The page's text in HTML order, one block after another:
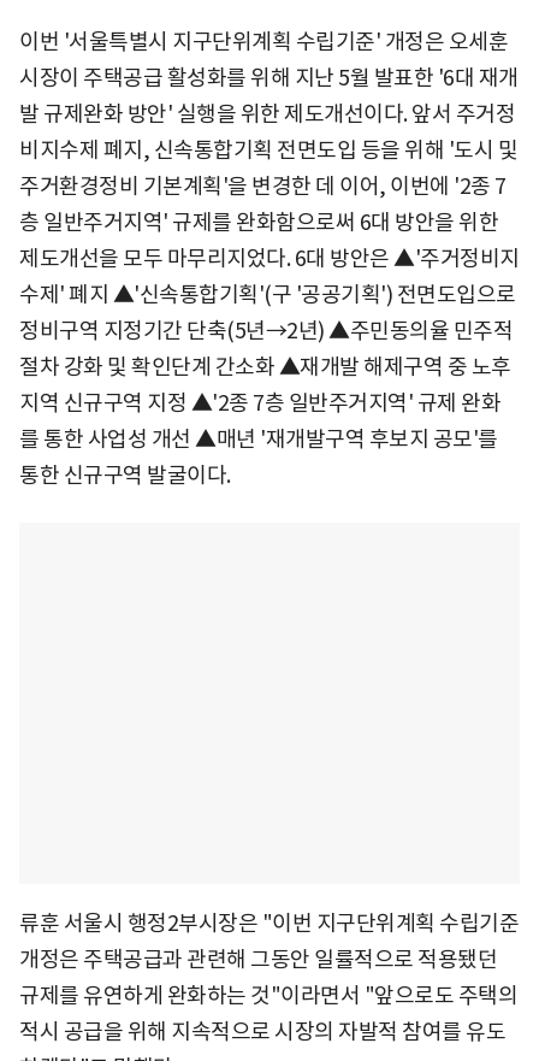
이번 '서울특별시 지구단위계획 수립기준' 개정은 오세훈
시장이 주택공급 활성화를 위해 지난 5월 발표한 '6대 재개
발 규제완화 방안' 실행을 위한 제도개선이다. 앞서 주거정
비지수제 폐지, 신속통합기획 전면도입 등을 위해 '도시 및
주거환경정비 기본계획'을 변경한 데 이어, 이번에 '2종 7
층 일반주거지역' 규제를 완화함으로써 6대 방안을 위한
제도개선을 모두 마무리지었다. 6대 방안은 ▲'주거정비지
수제' 폐지 ▲'신속통합기획'(구 '공공기획') 전면도입으로
정비구역 지정기간 단축(5년→2년) ▲주민동의율 민주적
절차 강화 및 확인단계 간소화 ▲재개발 해제구역 중 노후
지역 신규구역 지정 ▲'2종 7층 일반주거지역' 규제 완화
를 통한 사업성 개선 ▲매년 '재개발구역 후보지 공모'를
통한 신규구역 발굴이다.
류훈 서울시 행정2부시장은 "이번 지구단위계획 수립기준
개정은 주택공급과 관련해 그동안 일률적으로 적용됐던
규제를 유연하게 완화하는 것"이라면서 "앞으로도 주택의
적시 공급을 위해 지속적으로 시장의 자발적 참여를 유도